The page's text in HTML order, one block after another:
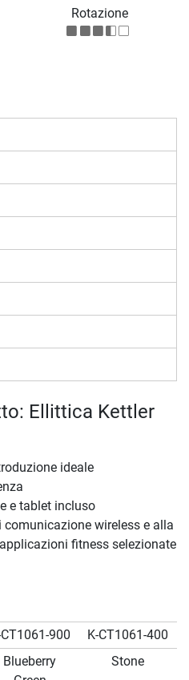
Rotazione
Ellittica Kettler
ideale
e tablet incluso
wireless e alla
fitness selezionate
CT1061-900
K-CT1061-400
Blueberry
Stone